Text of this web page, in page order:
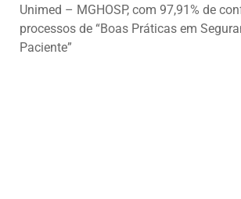
Unimed – MGHOSP, com 97,91% de
processos de “Boas Práticas em
Paciente”